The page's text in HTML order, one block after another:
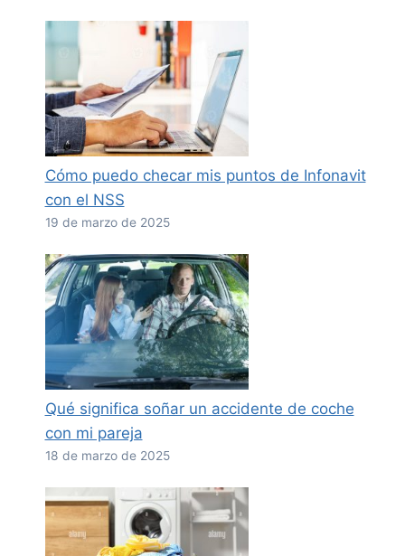
Cómo puedo checar mis puntos de Infonavit
con el NSS
19 de marzo de 2025
Qué significa soñar un accidente de coche
con mi pareja
18 de marzo de 2025